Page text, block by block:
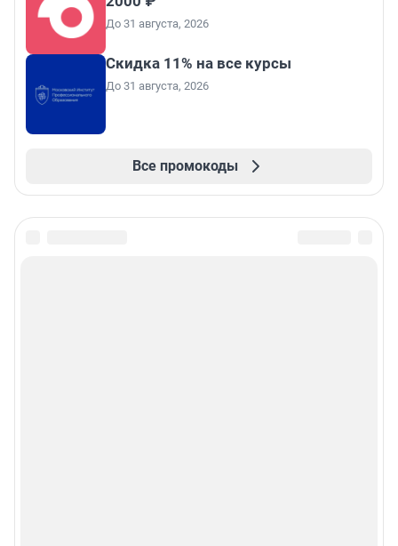
До 31 августа, 2026
Скидка 11% на все курсы
До 31 августа, 2026
Все промокоды